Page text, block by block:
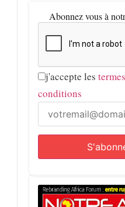
Abonnez vous à
j'accepte les
conditions